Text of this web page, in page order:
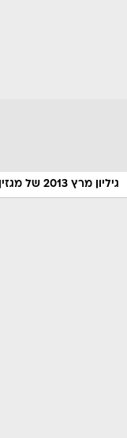
גיליון מרץ 2013 של מגזין V